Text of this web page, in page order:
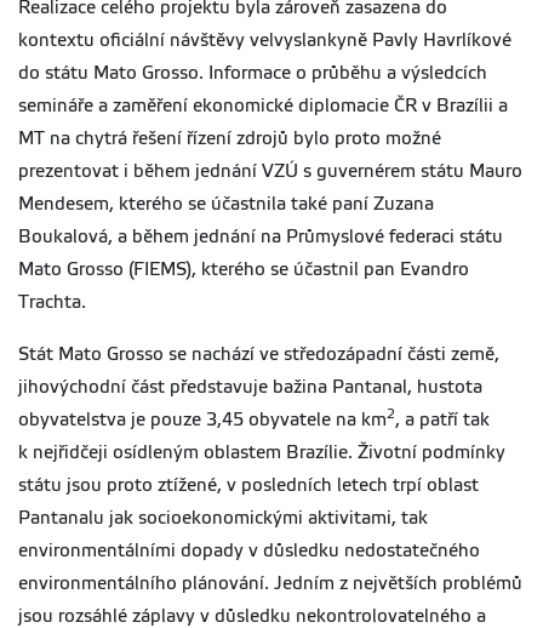
Realizace celého projektu byla zároveň zasazena do
kontextu oficiální návštěvy velvyslankyně Pavly Havrlíkové
do státu Mato Grosso. Informace o průběhu a výsledcích
semináře a zaměření ekonomické diplomacie ČR v Brazílii a
MT na chytrá řešení řízení zdrojů bylo proto možné
prezentovat i během jednání VZÚ s guvernérem státu Mauro
Mendesem, kterého se účastnila také paní Zuzana
Boukalová, a během jednání na Průmyslové federaci státu
Mato Grosso (FIEMS), kterého se účastnil pan Evandro
Trachta.
Stát Mato Grosso se nachází ve středozápadní části země,
jihovýchodní část představuje bažina Pantanal, hustota
obyvatelstva je pouze 3,45 obyvatele na km2, a patří tak
k nejřidčeji osídleným oblastem Brazílie. Životní podmínky
státu jsou proto ztížené, v posledních letech trpí oblast
Pantanalu jak socioekonomickými aktivitami, tak
environmentálními dopady v důsledku nedostatečného
environmentálního plánování. Jedním z největších problémů
jsou rozsáhlé záplavy v důsledku nekontrolovatelného a